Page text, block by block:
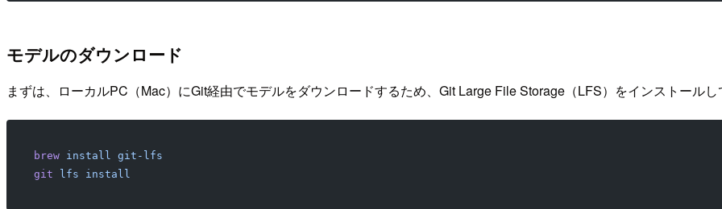
モデルのダウンロード
まずは、ローカルPC（Mac）にGit経由でモデルをダウンロードするため、Git Large File Storage（LFS）をインストールし
brew install git-lfs
git lfs install